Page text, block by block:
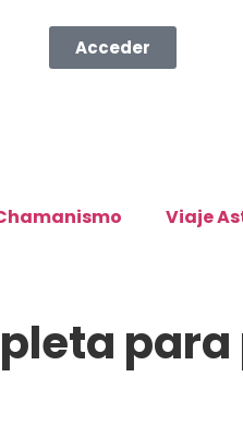
Acceder
Viaje